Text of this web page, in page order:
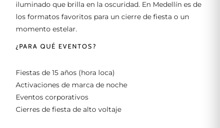
iluminado que brilla en la oscuridad. En Medellín es de
los formatos favoritos para un cierre de fiesta o un
momento estelar.
¿PARA QUÉ EVENTOS?
Fiestas de 15 años (hora loca)
Activaciones de marca de noche
Eventos corporativos
Cierres de fiesta de alto voltaje